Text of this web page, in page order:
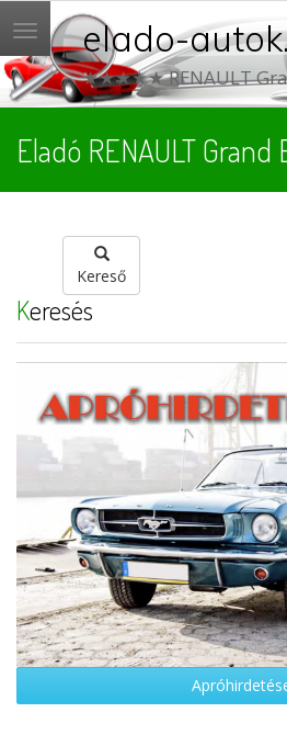
Menü elado-
★★★★★ RENAULT
Eladó RENAULT
Kereső
Keresés